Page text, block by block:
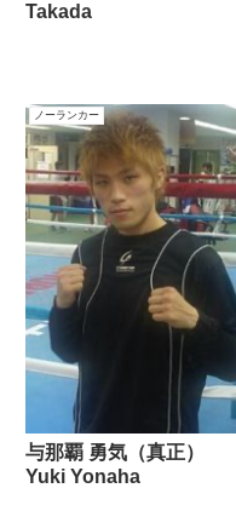
Takada
ノーランカー
与那覇 勇気（真正）
Yuki Yonaha